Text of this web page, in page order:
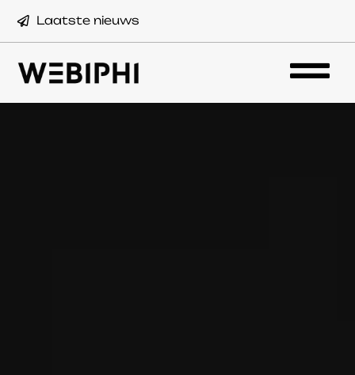
Laatste nieuws